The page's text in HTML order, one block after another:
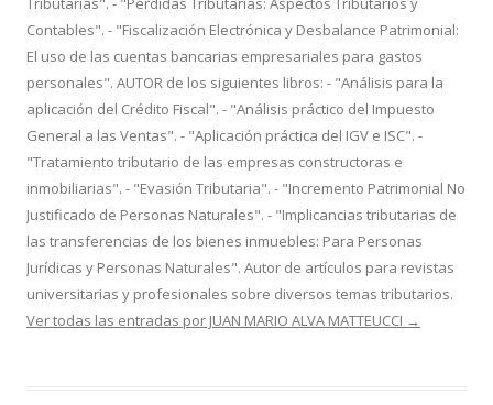
Contables". - "Fiscalización Electrónica y Desbalance Patrimonial:
El uso de las cuentas bancarias empresariales para gastos
personales". AUTOR de los siguientes libros: - "Análisis para la
aplicación del Crédito Fiscal". - "Análisis práctico del Impuesto
General a las Ventas". - "Aplicación práctica del IGV e ISC". -
"Tratamiento tributario de las empresas constructoras e
inmobiliarias". - "Evasión Tributaria". - "Incremento Patrimonial No
Justificado de Personas Naturales". - "Implicancias tributarias de
las transferencias de los bienes inmuebles: Para Personas
Jurídicas y Personas Naturales". Autor de artículos para revistas
universitarias y profesionales sobre diversos temas tributarios.
Ver todas las entradas por JUAN MARIO ALVA MATTEUCCI →